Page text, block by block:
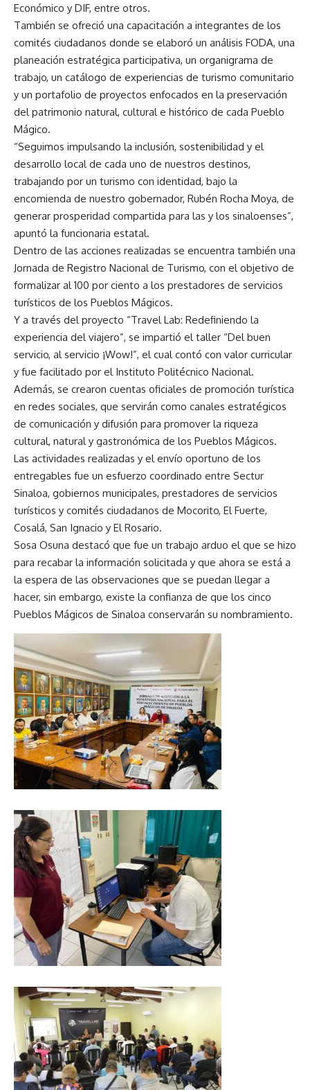
Económico y DIF, entre otros.
También se ofreció una capacitación a integrantes de los
comités ciudadanos donde se elaboró un análisis FODA, una
planeación estratégica participativa, un organigrama de
trabajo, un catálogo de experiencias de turismo comunitario
y un portafolio de proyectos enfocados en la preservación
del patrimonio natural, cultural e histórico de cada Pueblo
Mágico.
“Seguimos impulsando la inclusión, sostenibilidad y el
desarrollo local de cada uno de nuestros destinos,
trabajando por un turismo con identidad, bajo la
encomienda de nuestro gobernador, Rubén Rocha Moya, de
generar prosperidad compartida para las y los sinaloenses”,
apuntó la funcionaria estatal.
Dentro de las acciones realizadas se encuentra también una
Jornada de Registro Nacional de Turismo, con el objetivo de
formalizar al 100 por ciento a los prestadores de servicios
turísticos de los Pueblos Mágicos.
Y a través del proyecto “Travel Lab: Redefiniendo la
experiencia del viajero”, se impartió el taller “Del buen
servicio, al servicio ¡Wow!”, el cual contó con valor curricular
y fue facilitado por el Instituto Politécnico Nacional.
Además, se crearon cuentas oficiales de promoción turística
en redes sociales, que servirán como canales estratégicos
de comunicación y difusión para promover la riqueza
cultural, natural y gastronómica de los Pueblos Mágicos.
Las actividades realizadas y el envío oportuno de los
entregables fue un esfuerzo coordinado entre Sectur
Sinaloa, gobiernos municipales, prestadores de servicios
turísticos y comités ciudadanos de Mocorito, El Fuerte,
Cosalá, San Ignacio y El Rosario.
Sosa Osuna destacó que fue un trabajo arduo el que se hizo
para recabar la información solicitada y que ahora se está a
la espera de las observaciones que se puedan llegar a
hacer, sin embargo, existe la confianza de que los cinco
Pueblos Mágicos de Sinaloa conservarán su nombramiento.